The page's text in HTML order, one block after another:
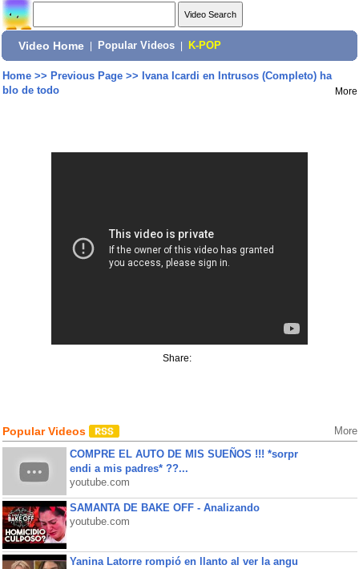
Video Home Popular Videos K-POP
Home>> Previous Page>> Ivana Icardi en Intrusos (Completo) ha
blo de todo
More
Share:
Popular Videos More
COMPRE EL AUTO DE MIS SUEÑOS !!! *sorpr
endi a mis padres* ??...
youtube.com
SAMANTA DE BAKE OFF - Analizando
youtube.com
Yanina Latorre rompió en llanto al ver la angu